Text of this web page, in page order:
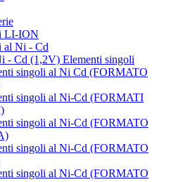
LI-ION
al Ni - Cd
- Cd (1,2V) Elementi singoli
singoli al Ni Cd (FORMATO
singoli al Ni-Cd (FORMATI
singoli al Ni-Cd (FORMATO
singoli al Ni-Cd (FORMATO
singoli al Ni-Cd (FORMATO